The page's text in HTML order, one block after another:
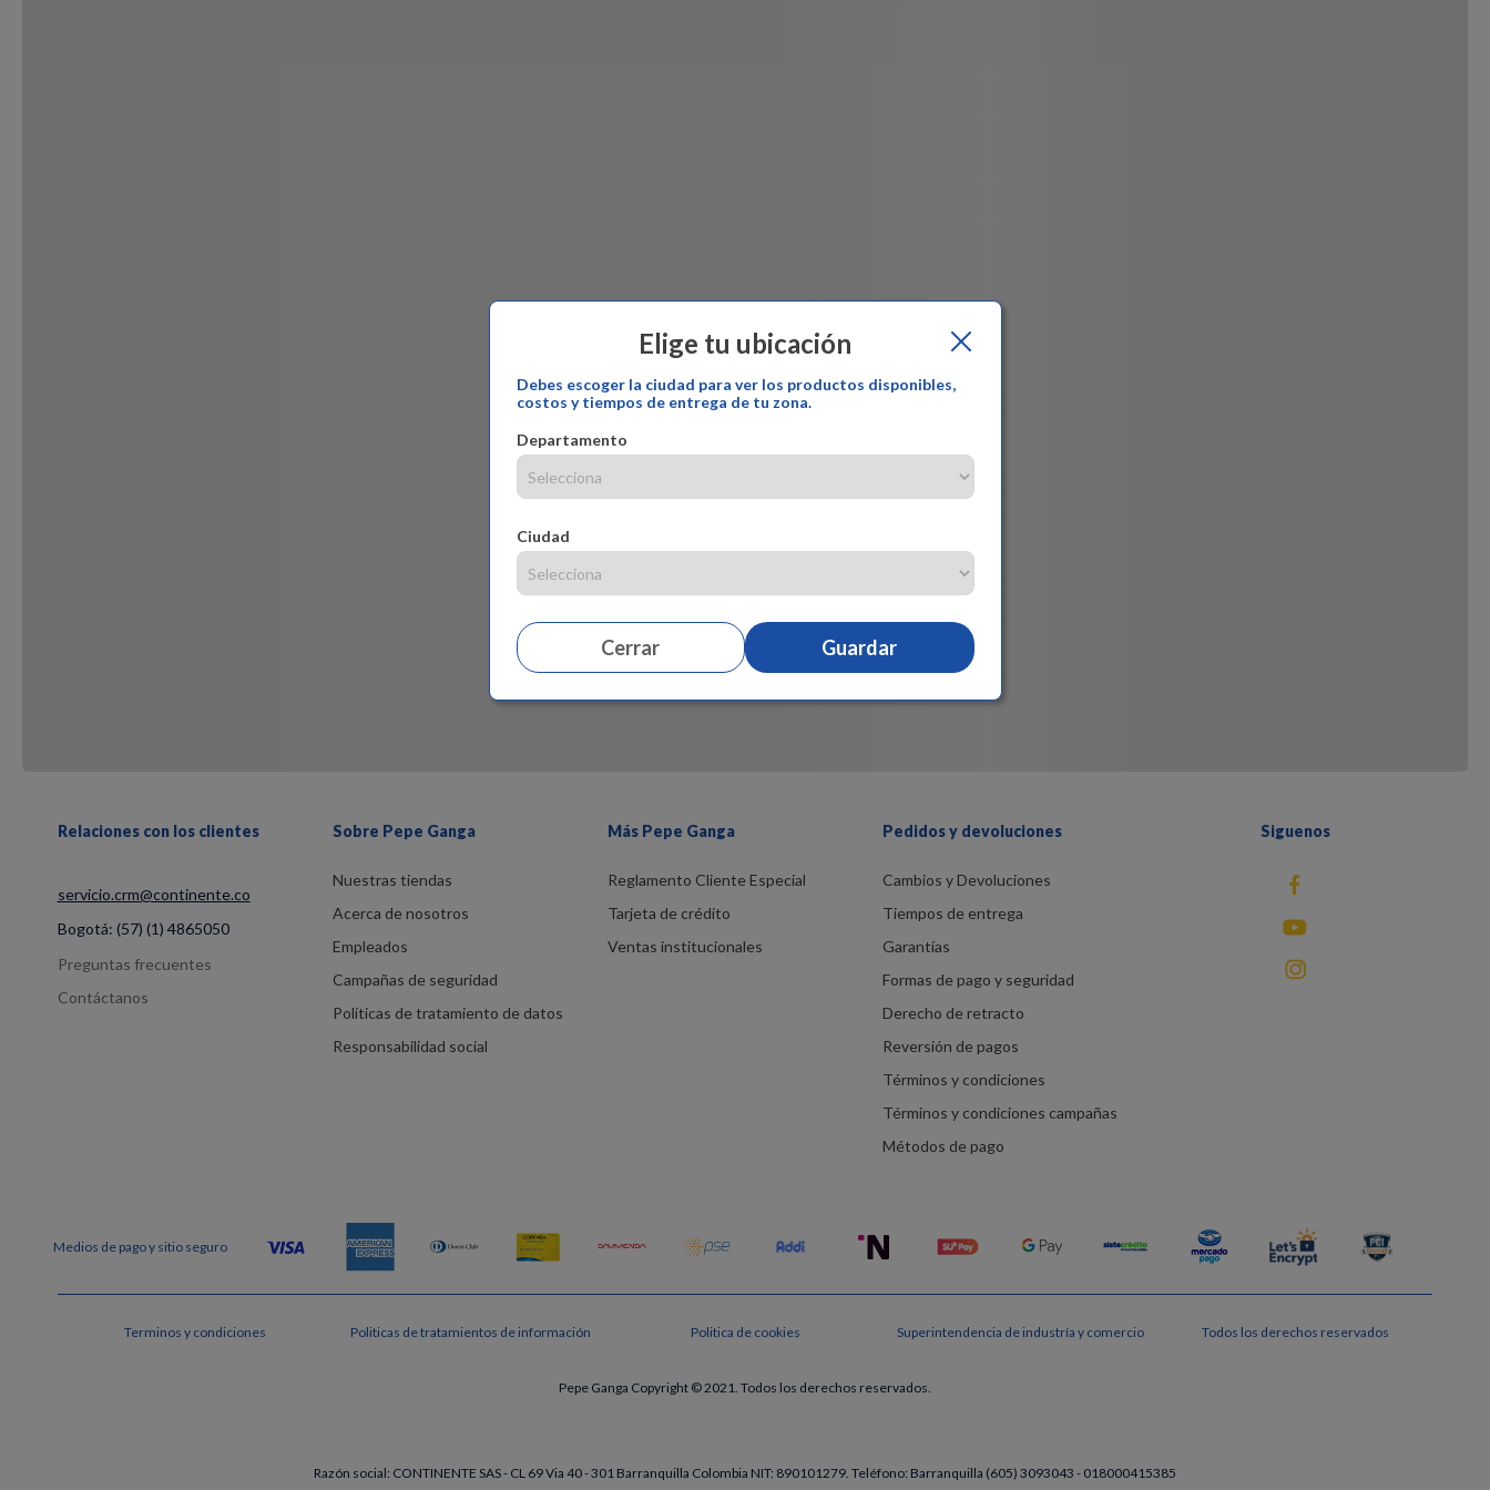
Elige tu ubicación
Debes escoger la ciudad para ver los productos disponibles,
costos y tiempos de entrega de tu zona.
Departamento
Ciudad
Cerrar Guardar
Relaciones con los clientes
servicio.crm@continente.co
Bogotá: (57) (1) 4865050
Preguntas frecuentes
Contáctanos
Sobre Pepe Ganga
Nuestras tiendas
Acerca de nosotros
Empleados
Campañas de seguridad
Políticas de tratamiento de datos
Responsabilidad social
Más Pepe Ganga
Reglamento Cliente Especial
Tarjeta de crédito
Ventas institucionales
Pedidos y devoluciones
Cambios y Devoluciones
Tiempos de entrega
Garantías
Formas de pago y seguridad
Derecho de retracto
Reversión de pagos
Términos y condiciones
Términos y condiciones campañas
Métodos de pago
Siguenos
fb
You Tube
instagram
Terminos y condiciones Politicas de tratamientos de información Politica de cookies Superintendencia de industría y comercio Todos los derechos reservados
Pepe Ganga Copyright © 2021. Todos los derechos reservados.
Razón social: CONTINENTE SAS - CL 69 Via 40 - 301 Barranquilla Colombia NIT: 890101279. Teléfono: Barranquilla (605) 3093043 - 018000415385